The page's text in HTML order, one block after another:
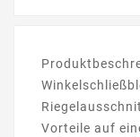
Vorteile auf